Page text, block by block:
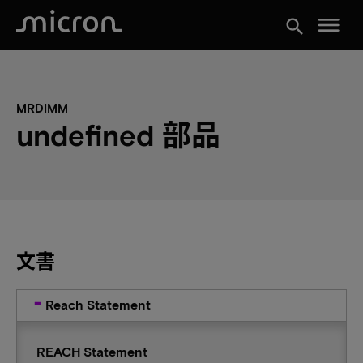
search menu
MRDIMM
undefined 部品
文書
Reach Statement
REACH Statement